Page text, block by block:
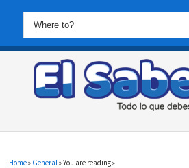
Home» General » You are reading »